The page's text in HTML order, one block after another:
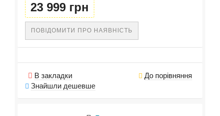
23 999 грн
ПОВІДОМИТИ ПРО НАЯВНІСТЬ
В закладки
До порівняння
Знайшли дешевше